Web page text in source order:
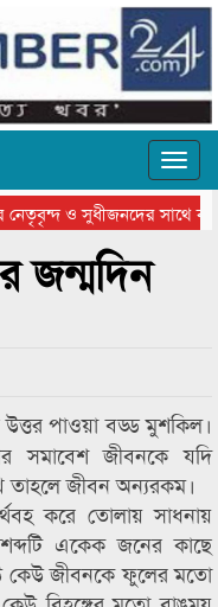
ও সুধীজনদের সাথে
গ্রুপ থিয়েটার ফেডারেশানের
জন্মদিন
পাওয়া বড্ড মুশকিল।
সমাবেশ জীবনকে যদি
তাহলে জীবন অন্যরকম।
করে তোলায় সাধনায়
শব্দটি একেক জনের কাছে
কেউ জীবনকে ফুলের মতো